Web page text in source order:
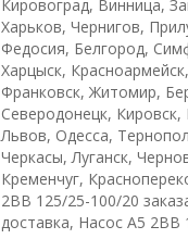
Кировоград, Винница,
Харьков, Чернигов,
Федосия, Белгород,
Харцыск,
Франковск, Житомир,
Северодонецк,
Львов, Одесса,
Черкасы, Луганск,
Кременчуг,
2ВВ 125/25-100/20
доставка, Насос А5 2ВВ